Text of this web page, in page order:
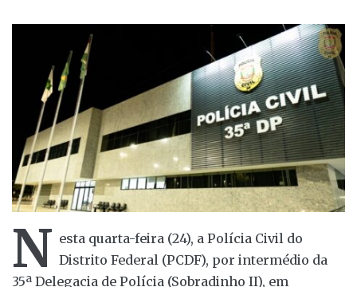
N esta quarta-feira (24), a Polícia Civil do
Distrito Federal (PCDF), por intermédio da
35ª Delegacia de Polícia (Sobradinho II), em